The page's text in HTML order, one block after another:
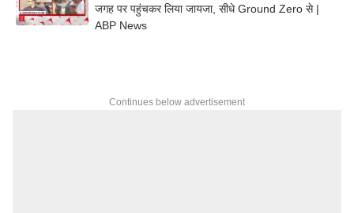
जगह पर पहुंचकर लिया जायजा, सीधे Ground Zero से |
ABP News
Continues below advertisement